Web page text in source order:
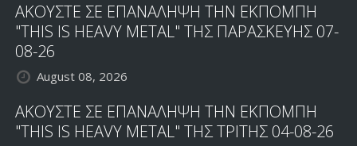
ΑΚΟΥΣΤΕ ΣΕ ΕΠΑΝΑΛΗΨΗ ΤΗΝ ΕΚΠΟΜΠΗ
"THIS IS HEAVY METAL" ΤΗΣ ΠΑΡΑΣΚΕΥΗΣ 07-
08-26
August 08, 2026
ΑΚΟΥΣΤΕ ΣΕ ΕΠΑΝΑΛΗΨΗ ΤΗΝ ΕΚΠΟΜΠΗ
"THIS IS HEAVY METAL" ΤΗΣ ΤΡΙΤΗΣ 04-08-26